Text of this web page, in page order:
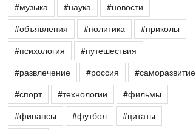
#музыка
#наука
#новости
#объявления
#политика
#приколы
#психология
#путешествия
#развлечение
#россия
#саморазвитие
#спорт
#технологии
#фильмы
#финансы
#футбол
#цитаты